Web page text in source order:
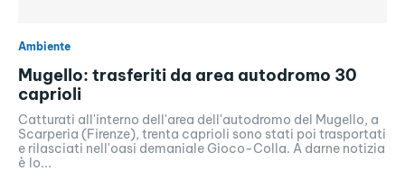
Ambiente
Mugello: trasferiti da area autodromo 30
caprioli
Catturati all'interno dell'area dell'autodromo del Mugello, a
Scarperia (Firenze), trenta caprioli sono stati poi trasportati
e rilasciati nell'oasi demaniale Gioco-Colla. A darne notizia
è lo...